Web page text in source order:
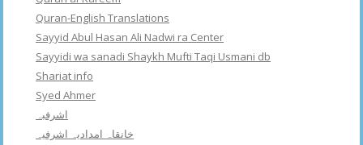
Quran-English Translations
Sayyid Abul Hasan Ali Nadwi ra Center
Sayyidi wa sanadi Shaykh Mufti Taqi Usmani db
Shariat info
Syed Ahmer
اشرفبہ
خانقاہ امدادیہ اشرفیہ